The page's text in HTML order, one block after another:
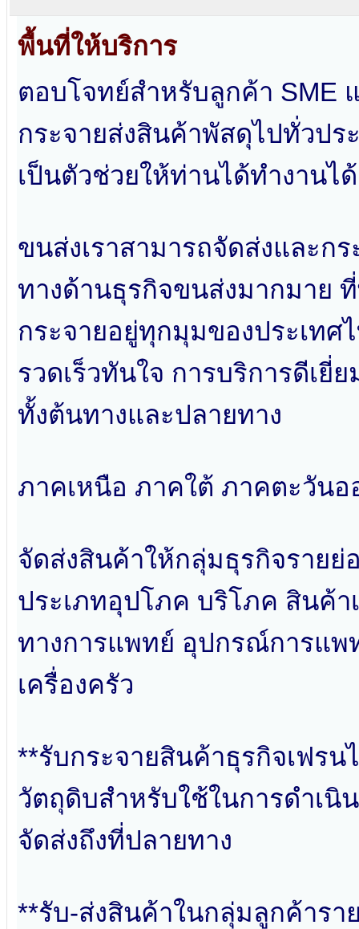
พื้นที่ให้บริการ
ตอบโจทย์สำหรับลูกค้า SME
กระจายส่งสินค้าพัสดุไปทั่วปร
เป็นตัวช่วยให้ท่านได้ทำงานไ
ขนส่งเราสามารถจัดส่งและก
ทางด้านธุรกิจขนส่งมากมาย
กระจายอยู่ทุกมุมของประเทศ
รวดเร็วทันใจ การบริการดีเยี่
ทั้งต้นทางและปลายทาง
ภาคเหนือ ภาคใต้ ภาคตะวันอ
จัดส่งสินค้าให้กลุ่มธุรกิจราย
ประเภทอุปโภค บริโภค สินค้
ทางการแพทย์ อุปกรณ์การแพ
เครื่องครัว
**รับกระจายสินค้าธุรกิจเฟร
วัตถุดิบสำหรับใช้ในการดำเนิ
จัดส่งถึงที่ปลายทาง
**รับ-ส่งสินค้าในกลุ่มลูกค้าร